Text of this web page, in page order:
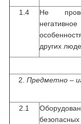
1.4
Не
других
2. Предметно –
2.1